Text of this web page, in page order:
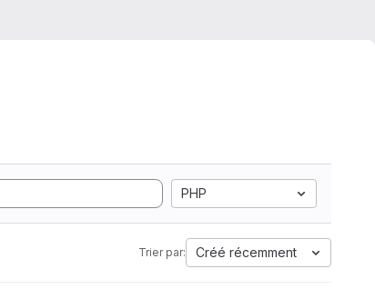
PHP
Trier par: Créé récemment